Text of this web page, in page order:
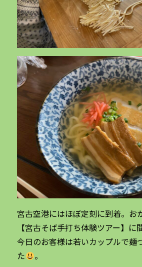
宮古空港にはほぼ定刻に到着。お
【宮古そば手打ち体験ツアー】に
今日のお客様は若いカップルで麺
た
。